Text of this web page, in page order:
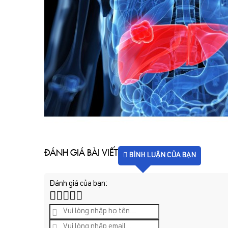
ĐÁNH GIÁ BÀI VIẾT BÌNH LUẬN CỦA BẠN
Đánh giá của bạn: